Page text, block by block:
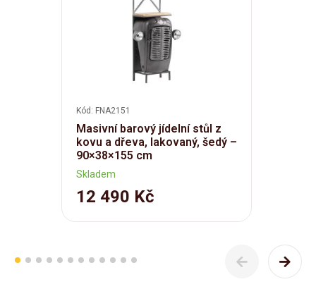
Kód: FNA2151
Masivní barový jídelní stůl z
kovu a dřeva, lakovaný, šedý –
90×38×155 cm
Skladem
12 490 Kč